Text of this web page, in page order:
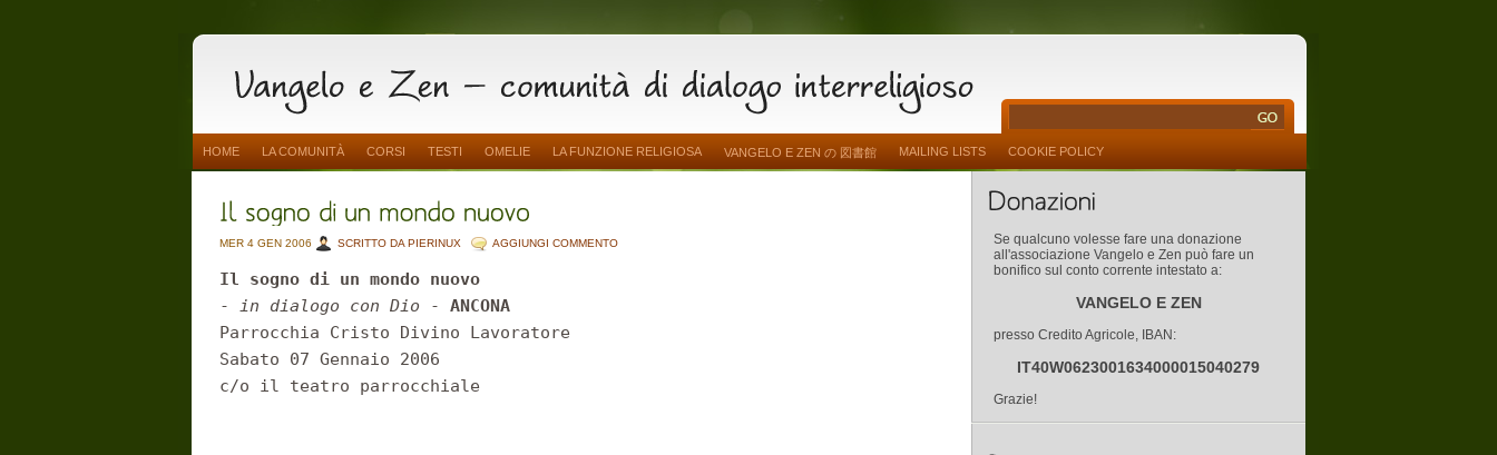
HOME LA COMUNITÀ CORSI TESTI OMELIE LA FUNZIONE RELIGIOSA VANGELO E ZEN の 図書館 MAILING LISTS COOKIE POLICY
MER 4 GEN 2006 SCRITTO DA PIERINUX AGGIUNGI COMMENTO
Il sogno di un mondo nuovo
- in dialogo con Dio - ANCONA
Parrocchia Cristo Divino Lavoratore
Sabato 07 Gennaio 2006
c/o il teatro parrocchiale
Se qualcuno volesse fare una donazione
all'associazione Vangelo e Zen può fare un
bonifico sul conto corrente intestato a:
VANGELO E ZEN
presso Credito Agricole, IBAN:
IT40W0623001634000015040279
Grazie!